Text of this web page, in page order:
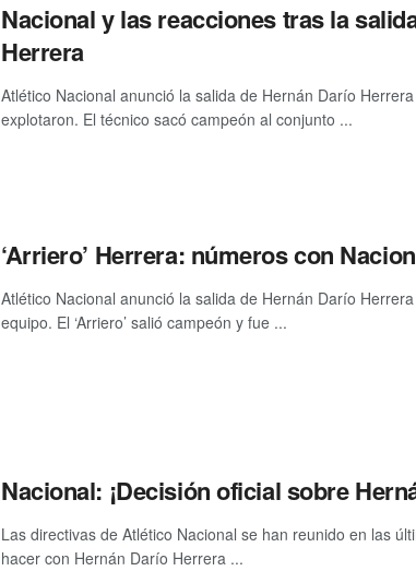
Nacional y las reacciones tras la
Herrera
Atlético Nacional anunció la salida de Hernán Darío
explotaron. El técnico sacó campeón al conjunto ...
‘Arriero’ Herrera: números con
Atlético Nacional anunció la salida de Hernán Darío
equipo. El ‘Arriero’ salió campeón y fue ...
Nacional: ¡Decisión oficial sobre
Las directivas de Atlético Nacional se han reunido en las
hacer con Hernán Darío Herrera ...